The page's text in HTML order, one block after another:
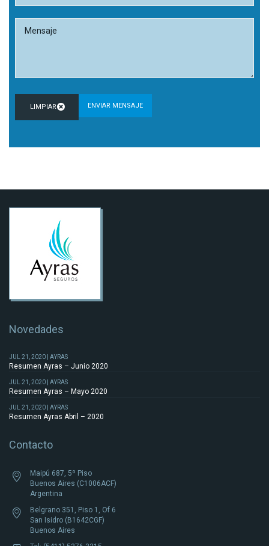
Novedades
JUL 21, 2020 | AYRAS
Resumen Ayras – Junio 2020
JUL 21, 2020 | AYRAS
Resumen Ayras – Mayo 2020
JUL 21, 2020 | AYRAS
Resumen Ayras Abril – 2020
Contacto
Maipú 687, 5º Piso
Buenos Aires (C1006ACF)
Argentina
Belgrano 351, Piso 1, Of 6
San Isidro (B1642CGF)
Buenos Aires